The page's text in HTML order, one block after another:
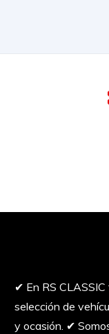
✔︎ En RS
selección de
y ocasión. ✔︎